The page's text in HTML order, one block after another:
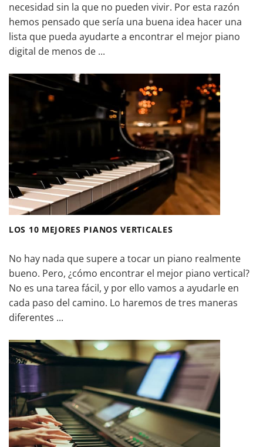
necesidad sin la que no pueden vivir. Por esta razón
hemos pensado que sería una buena idea hacer una
lista que pueda ayudarte a encontrar el mejor piano
digital de menos de ...
LOS 10 MEJORES PIANOS VERTICALES
No hay nada que supere a tocar un piano realmente
bueno. Pero, ¿cómo encontrar el mejor piano vertical?
No es una tarea fácil, y por ello vamos a ayudarle en
cada paso del camino. Lo haremos de tres maneras
diferentes ...